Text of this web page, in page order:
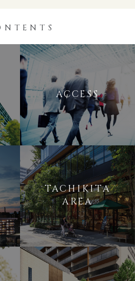
ACCESS
TACHIKITA
AREA